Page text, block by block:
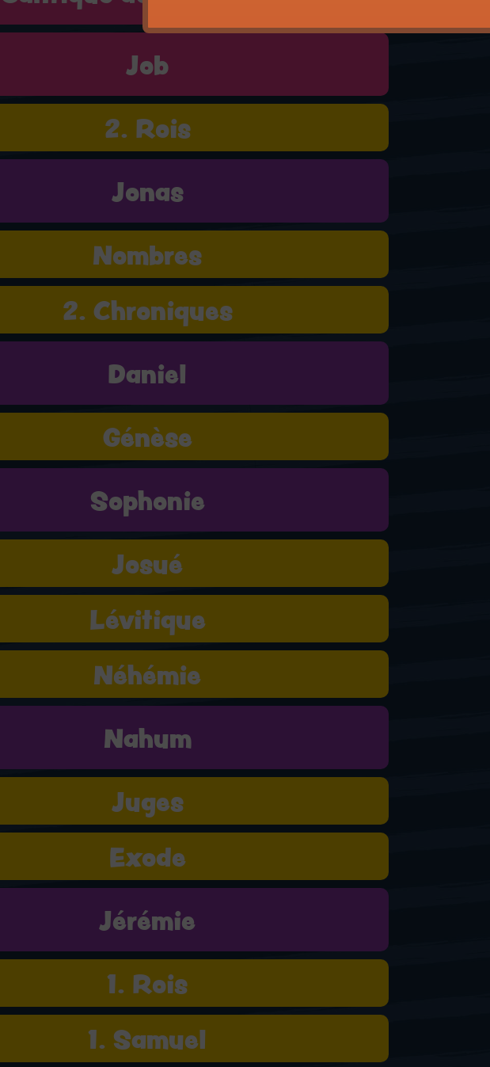
Job
2. Rois
Jonas
Nombres
2. Chroniques
Daniel
Génèse
Sophonie
Josué
Lévitique
Néhémie
Nahum
Juges
Exode
Jérémie
1. Rois
1. Samuel